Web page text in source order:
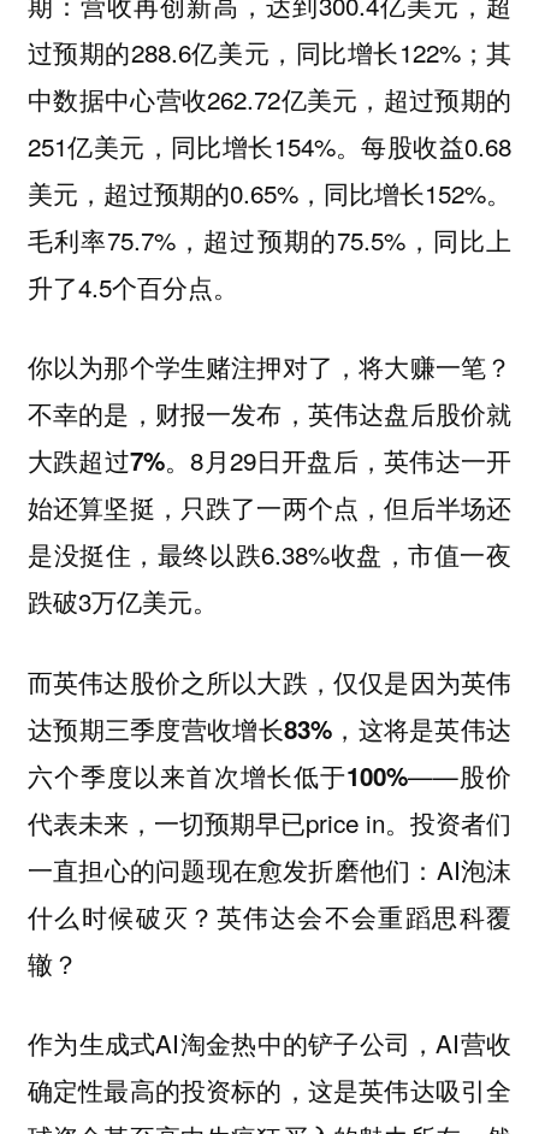
过预期的288.6亿美元，同比增长122%；其
中数据中心营收262.72亿美元，超过预期的
251亿美元，同比增长154%。每股收益0.68
美元，超过预期的0.65%，同比增长152%。
毛利率75.7%，超过预期的75.5%，同比上
升了4.5个百分点。
你以为那个学生赌注押对了，将大赚一笔？
不幸的是，财报一发布，英伟达盘后股价就
大跌超过7%。8月29日开盘后，英伟达一开
始还算坚挺，只跌了一两个点，但后半场还
是没挺住，最终以跌6.38%收盘，市值一夜
跌破3万亿美元。
而英伟达股价之所以大跌，仅仅是因为英伟
达预期三季度营收增长83%，这将是英伟达
六个季度以来首次增长低于100%——股价
代表未来，一切预期早已price in。投资者们
一直担心的问题现在愈发折磨他们：AI泡沫
什么时候破灭？英伟达会不会重蹈思科覆
辙？
作为生成式AI淘金热中的铲子公司，AI营收
确定性最高的投资标的，这是英伟达吸引全